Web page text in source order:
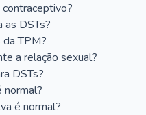
as DSTs?
TPM?
a relação sexual?
DSTs?
normal?
é normal?